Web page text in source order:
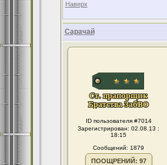
Наверх
Сарачай
ID пользователя #7014
Зарегистрирован: 02.08.13 :
18:15
Сообщений: 1879
ПООЩРЕНИЙ: 97